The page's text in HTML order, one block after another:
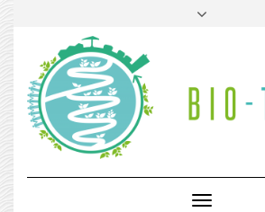
Toggle